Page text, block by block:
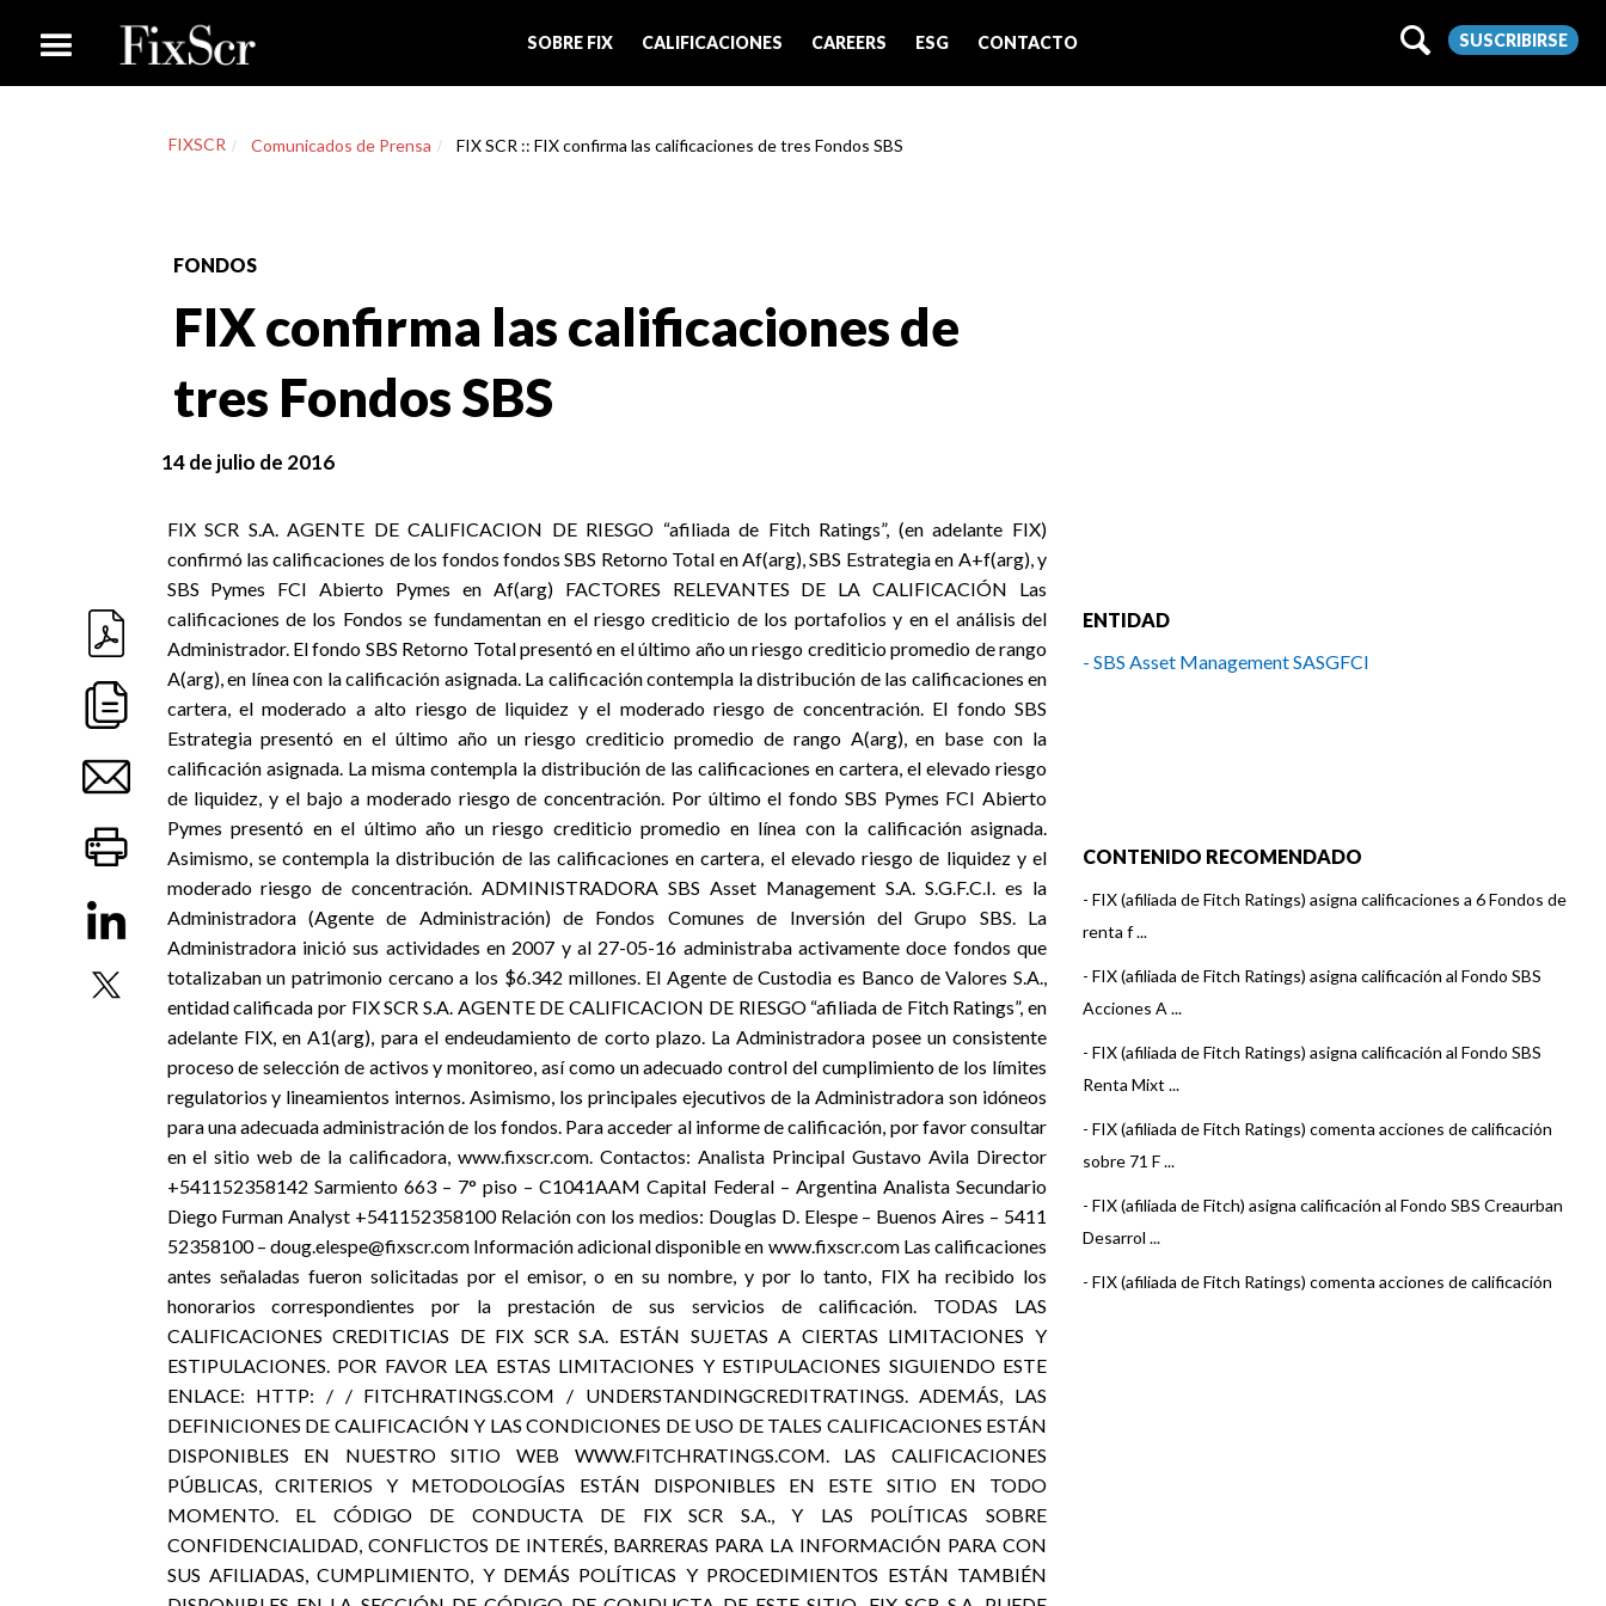
SOBRE FIX CALIFICACIONES CAREERS ESG CONTACTO SUSCRIBIRSE
FIXSCR Comunicados de Prensa FIX SCR :: FIX confirma las calificaciones de tres Fondos SBS
FONDOS
FIX confirma las calificaciones de
tres Fondos SBS
14 de julio de 2016
FIX SCR S.A. AGENTE DE CALIFICACION DE RIESGO “afiliada de Fitch Ratings”, (en adelante FIX)
confirmó las calificaciones de los fondos fondos SBS Retorno Total en Af(arg), SBS Estrategia en A+f(arg), y
SBS Pymes FCI Abierto Pymes en Af(arg) FACTORES RELEVANTES DE LA CALIFICACIÓN Las
calificaciones de los Fondos se fundamentan en el riesgo crediticio de los portafolios y en el análisis del
Administrador. El fondo SBS Retorno Total presentó en el último año un riesgo crediticio promedio de rango
A(arg), en línea con la calificación asignada. La calificación contempla la distribución de las calificaciones en
cartera, el moderado a alto riesgo de liquidez y el moderado riesgo de concentración. El fondo SBS
Estrategia presentó en el último año un riesgo crediticio promedio de rango A(arg), en base con la
calificación asignada. La misma contempla la distribución de las calificaciones en cartera, el elevado riesgo
de liquidez, y el bajo a moderado riesgo de concentración. Por último el fondo SBS Pymes FCI Abierto
Pymes presentó en el último año un riesgo crediticio promedio en línea con la calificación asignada.
Asimismo, se contempla la distribución de las calificaciones en cartera, el elevado riesgo de liquidez y el
moderado riesgo de concentración. ADMINISTRADORA SBS Asset Management S.A. S.G.F.C.I. es la
Administradora (Agente de Administración) de Fondos Comunes de Inversión del Grupo SBS. La
Administradora inició sus actividades en 2007 y al 27-05-16 administraba activamente doce fondos que
totalizaban un patrimonio cercano a los $6.342 millones. El Agente de Custodia es Banco de Valores S.A.,
entidad calificada por FIX SCR S.A. AGENTE DE CALIFICACION DE RIESGO “afiliada de Fitch Ratings”, en
adelante FIX, en A1(arg), para el endeudamiento de corto plazo. La Administradora posee un consistente
proceso de selección de activos y monitoreo, así como un adecuado control del cumplimiento de los límites
regulatorios y lineamientos internos. Asimismo, los principales ejecutivos de la Administradora son idóneos
para una adecuada administración de los fondos. Para acceder al informe de calificación, por favor consultar
en el sitio web de la calificadora, www.fixscr.com. Contactos: Analista Principal Gustavo Avila Director
+541152358142 Sarmiento 663 – 7° piso – C1041AAM Capital Federal – Argentina Analista Secundario
Diego Furman Analyst +541152358100 Relación con los medios: Douglas D. Elespe – Buenos Aires – 5411
52358100 – doug.elespe@fixscr.com Información adicional disponible en www.fixscr.com Las calificaciones
antes señaladas fueron solicitadas por el emisor, o en su nombre, y por lo tanto, FIX ha recibido los
honorarios correspondientes por la prestación de sus servicios de calificación. TODAS LAS
CALIFICACIONES CREDITICIAS DE FIX SCR S.A. ESTÁN SUJETAS A CIERTAS LIMITACIONES Y
ESTIPULACIONES. POR FAVOR LEA ESTAS LIMITACIONES Y ESTIPULACIONES SIGUIENDO ESTE
ENLACE: HTTP: / / FITCHRATINGS.COM / UNDERSTANDINGCREDITRATINGS. ADEMÁS, LAS
DEFINICIONES DE CALIFICACIÓN Y LAS CONDICIONES DE USO DE TALES CALIFICACIONES ESTÁN
DISPONIBLES EN NUESTRO SITIO WEB WWW.FITCHRATINGS.COM. LAS CALIFICACIONES
PÚBLICAS, CRITERIOS Y METODOLOGÍAS ESTÁN DISPONIBLES EN ESTE SITIO EN TODO
MOMENTO. EL CÓDIGO DE CONDUCTA DE FIX SCR S.A., Y LAS POLÍTICAS SOBRE
CONFIDENCIALIDAD, CONFLICTOS DE INTERÉS, BARRERAS PARA LA INFORMACIÓN PARA CON
SUS AFILIADAS, CUMPLIMIENTO, Y DEMÁS POLÍTICAS Y PROCEDIMIENTOS ESTÁN TAMBIÉN
ENTIDAD
- SBS Asset Management SASGFCI
CONTENIDO RECOMENDADO
- FIX (afiliada de Fitch Ratings) asigna calificaciones a 6 Fondos de
renta f ...
- FIX (afiliada de Fitch Ratings) asigna calificación al Fondo SBS
Acciones A ...
- FIX (afiliada de Fitch Ratings) asigna calificación al Fondo SBS
Renta Mixt ...
- FIX (afiliada de Fitch Ratings) comenta acciones de calificación
sobre 71 F ...
- FIX (afiliada de Fitch) asigna calificación al Fondo SBS Creaurban
Desarrol ...
- FIX (afiliada de Fitch Ratings) comenta acciones de calificación